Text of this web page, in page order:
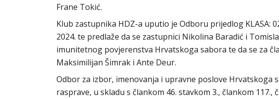
Frane Tokić.
Klub zastupnika HDZ-a uputio je Odboru prijedlog KLASA:
2024. te predlaže da se zastupnici Nikolina Baradić i
imunitetnog povjerenstva Hrvatskoga sabora te da se za
Maksimilijan Šimrak i Ante Deur.
Odbor za izbor, imenovanja i upravne poslove Hrvatskoga
rasprave, u skladu s člankom 46. stavkom 3., člankom